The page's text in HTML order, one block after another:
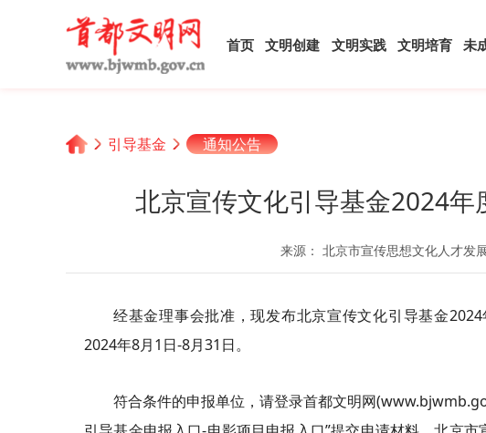
首页 文明创建 文明实践 文明培育 未
引导基金 通知公告
北京宣传文化引导基金2024
来源： 北京市宣传思想文化人才发
经基金理事会批准，现发布北京宣传文化引导基金
2024年8月1日-8月31日。
符合条件的申报单位，请登录首都文明网